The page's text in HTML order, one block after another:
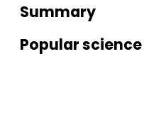
Summary
Popular